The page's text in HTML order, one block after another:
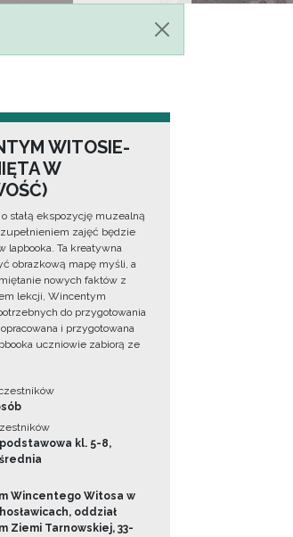
WITOSIE-
W
stałą ekspozycję muzealną
zajęć będzie
Ta kreatywna
obrazkową mapę myśli, a
nowych faktów z
lekcji, Wincentym
do przygotowania
i przygotowana
uczniowie zabiorą ze
kl. 5-8,
Wincentego Witosa w
oddział
Ziemi Tarnowskiej, 33-